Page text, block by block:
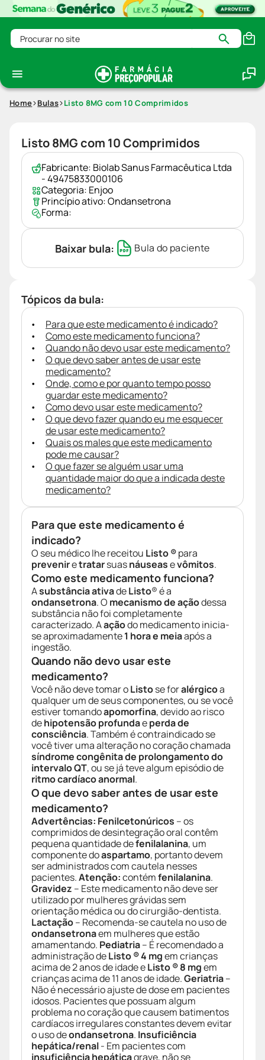
Procurar no site
Home Bulas Listo 8MG com 10 Comprimidos
Listo 8MG com 10 Comprimidos
Fabricante: Biolab Sanus Farmacêutica Ltda
- 49475833000106
Categoria: Enjoo
Princípio ativo:Ondansetrona
Forma:
Baixar bula: Bula do paciente
Tópicos da bula:
Para que este medicamento é indicado?
Como este medicamento funciona?
Quando não devo usar este medicamento?
O que devo saber antes de usar este
medicamento?
Onde, como e por quanto tempo posso
guardar este medicamento?
Como devo usar este medicamento?
O que devo fazer quando eu me esquecer
de usar este medicamento?
Quais os males que este medicamento
pode me causar?
O que fazer se alguém usar uma
quantidade maior do que a indicada deste
medicamento?
Para que este medicamento é
indicado?
O seu médico lhe receitou Listo ®para
preveniretratarsuasnáuseasevômitos.
Como este medicamento funciona?
Asubstância ativadeListo® é a
ondansetrona. O mecanismo de açãodessa
substância não foi completamente
caracterizado. Aaçãodo medicamento inicia-
se aproximadamente1 hora e meiaapós a
ingestão.
Quando não devo usar este
medicamento?
Você não deve tomar oListose foralérgicoa
qualquer um de seus componentes, ou se você
estiver tomandoapomorfina, devido ao risco
dehipotensão profundaeperda de
consciência. Também é contraindicado se
você tiver uma alteração no coração chamada
síndrome congênita de prolongamento do
intervalo QT, ou se já teve algum episódio de
ritmo cardíaco anormal.
O que devo saber antes de usar este
medicamento?
Advertências: Fenilcetonúricos – os
comprimidos de desintegração oral contêm
pequena quantidade defenilalanina, um
componente doaspartamo, portanto devem
ser administrados com cautela nesses
pacientes.Atenção:contémfenilalanina.
Gravidez – Este medicamento não deve ser
utilizado por mulheres grávidas sem
orientação médica ou do cirurgião-dentista.
Lactação– Recomenda-se cautela no uso de
ondansetronaem mulheres que estão
amamentando. Pediatria– É recomendado a
administração deListo ® 4 mgem crianças
acima de 2 anos de idade eListo ® 8 mgem
crianças acima de 11 anos de idade.Geriatria–
Não é necessário ajuste de dose em pacientes
idosos. Pacientes que possuam algum
problema no coração que causem batimentos
cardíacos irregulares constantes devem evitar
o uso deondansetrona. Insuficiência
hepática/renal- Em pacientes com
insuficiência hepáticagrave, não se